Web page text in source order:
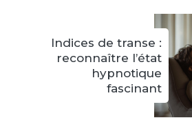
Indices de transe :
reconnaître l’état
hypnotique
fascinant